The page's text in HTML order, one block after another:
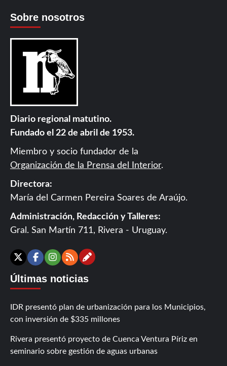
Sobre nosotros
Diario regional matutino.
Fundado el 22 de abril de 1953.
Miembro y socio fundador de la
Organización de la Prensa del Interior.
Directora:
María del Carmen Pereira Soares de Araújo.
Administración, Redacción y Talleres:
Gral. San Martín 711, Rivera - Uruguay.
X Facebook
Instagram
RSSContáctanos
Últimas noticias
IDR presentó plan de urbanización para los Municipios,
con inversión de $335 millones
Rivera presentó proyecto de Cuenca Ventura Píriz en
seminario sobre gestión de aguas urbanas